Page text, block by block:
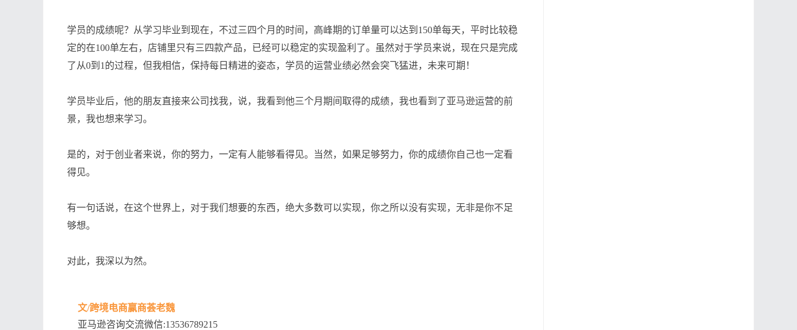
学员的成绩呢？从学习毕业到现在，不过三四个月的时间，高峰期的订单量可以达到150单每天，平时比较稳
定的在100单左右，店铺里只有三四款产品，已经可以稳定的实现盈利了。虽然对于学员来说，现在只是完成
了从0到1的过程，但我相信，保持每日精进的姿态，学员的运营业绩必然会突飞猛进，未来可期！
学员毕业后，他的朋友直接来公司找我，说，我看到他三个月期间取得的成绩，我也看到了亚马逊运营的前
景，我也想来学习。
是的，对于创业者来说，你的努力，一定有人能够看得见。当然，如果足够努力，你的成绩你自己也一定看
得见。
有一句话说，在这个世界上，对于我们想要的东西，绝大多数可以实现，你之所以没有实现，无非是你不足
够想。
对此，我深以为然。
文/跨境电商赢商荟老魏
亚马逊咨询交流微信:13536789215